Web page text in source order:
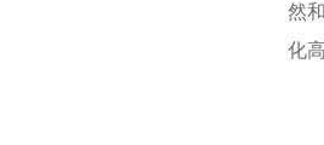
然
化